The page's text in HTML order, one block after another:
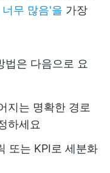
무 많음'을 가장
법은 다음으로 요
지는 명확한 경로
하세요
또는 KPI로 세분화